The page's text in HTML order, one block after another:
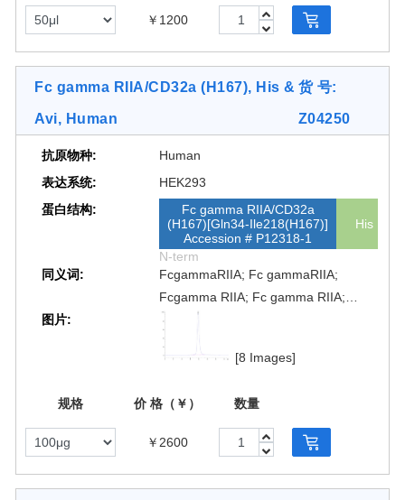
[2 Images]
￥1200
Fc gamma RIIA/CD32a (H167), His &
Avi, Human
货 号:
Z04250
抗原物种:
Human
表达系统:
HEK293
蛋白结构:
Fc gamma RIIA/CD32a
(H167)[Gln34-Ile218(H167)]
Accession # P12318-1
His
N-term
同义词:
FcgammaRIIA; Fc gammaRIIA;
Fcgamma RIIA; Fc gamma RIIA;
FcγRIIA; Fc γRIIA; Fcγ RIIA; Fc γ
RIIA; FcgRIIA; Fc gRIIA; Fcg RIIA; Fc
g RIIA; FCG2; FCGR2; FCGR2A;
CD32A
图片:
[8 Images]
规格 价 格（￥） 数量
￥2600